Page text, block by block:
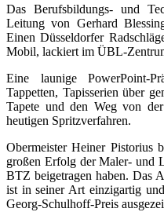
Das Berufsbildungs- und
Leitung von Gerhard
Einen Düsseldorfer
Mobil, lackiert im ÜBL-
Eine launige PowerPoint-
Tappetten, Tapisserien über
Tapete und den Weg von
heutigen Spritzverfahren.
Obermeister Heiner Pistorius
großen Erfolg der Maler- und
BTZ beigetragen haben. Das
ist in seiner Art einzigartig
Georg-Schulhoff-Preis